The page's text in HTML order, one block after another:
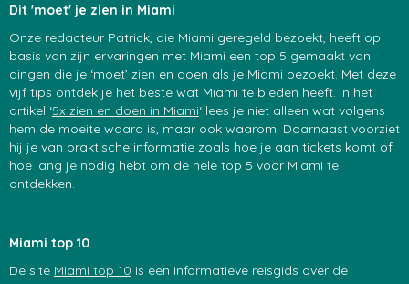
Dit 'moet' je zien in Miami
Onze redacteur Patrick, die Miami geregeld bezoekt, heeft op
basis van zijn ervaringen met Miami een top 5 gemaakt van
dingen die je ‘moet’ zien en doen als je Miami bezoekt. Met deze
vijf tips ontdek je het beste wat Miami te bieden heeft. In het
artikel ‘5x zien en doen in Miami‘ lees je niet alleen wat volgens
hem de moeite waard is, maar ook waarom. Daarnaast voorziet
hij je van praktische informatie zoals hoe je aan tickets komt of
hoe lang je nodig hebt om de hele top 5 voor Miami te
ontdekken.
Miami top 10
De site Miami top 10 is een informatieve reisgids over de